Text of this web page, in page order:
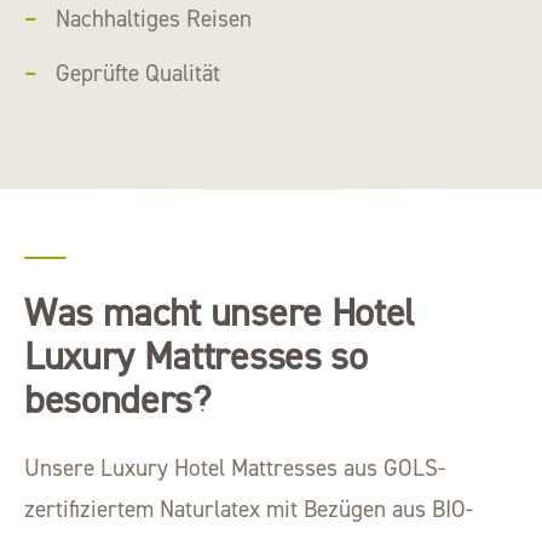
Nachhaltiges Reisen
Geprüfte Qualität
Was macht unsere Hotel
Luxury Mattresses so
besonders?
Unsere Luxury Hotel Mattresses aus GOLS-
zertifiziertem Naturlatex mit Bezügen aus BIO-